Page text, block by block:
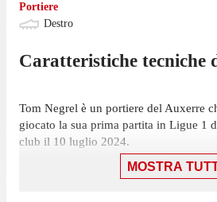
Portiere
Destro
Caratteristiche tecniche
Tom Negrel è un portiere del Auxerre
giocato la sua prima partita in Ligue 1
club il 10 luglio 2024.
Nell'ultima stagione con Auxerre II in
MOSTRA